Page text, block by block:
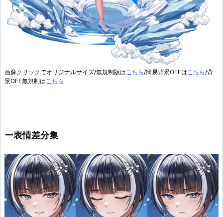
画像クリックでオリジナルサイズ/無規制版はこちら/簡易背景OFFはこちら/背
景OFF無規制はこちら
ー表情差分集